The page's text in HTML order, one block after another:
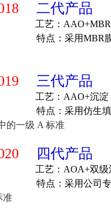
二代产品
工艺：
特点：采用MBR膜，
三代产品
工艺：AAO+沉淀
特点：采用仿生填料
的一级 A 标准
四代产品
工艺：AOA+双级
特点：采用公司专利
准